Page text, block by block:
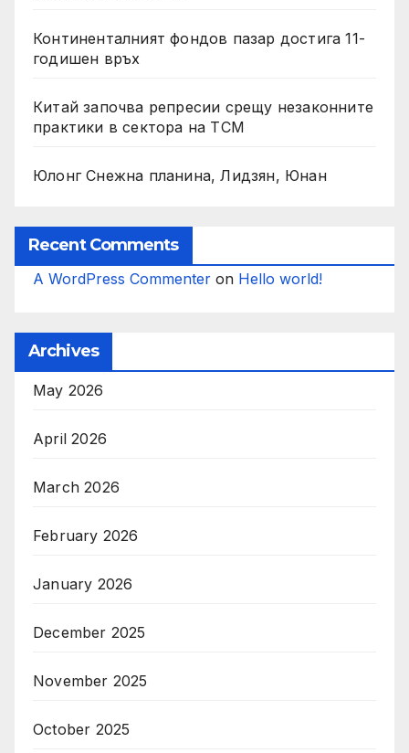
Континенталният фондов пазар достига 11-
годишен връх
Китай започва репресии срещу незаконните
практики в сектора на TCM
Юлонг Снежна планина, Лидзян, Юнан
Recent Comments
A WordPress Commenter on Hello world!
Archives
May 2026
April 2026
March 2026
February 2026
January 2026
December 2025
November 2025
October 2025